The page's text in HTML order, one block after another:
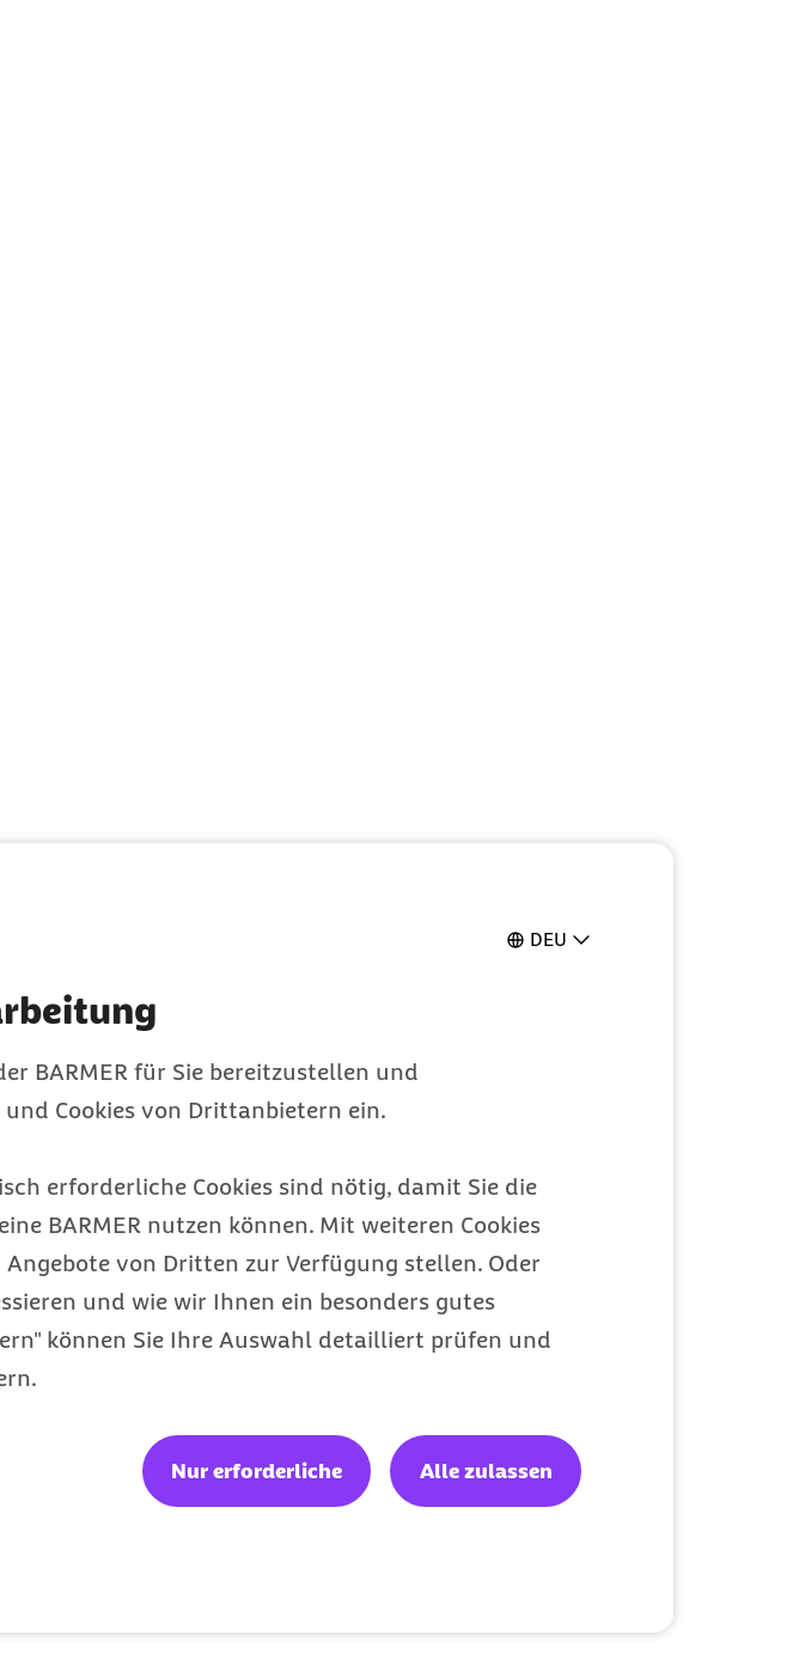
DEU
BARMER für Sie bereitzustellen und
und Cookies von Drittanbietern ein.
erforderliche Cookies sind nötig, damit Sie die
BARMER nutzen können. Mit weiteren Cookies
von Dritten zur Verfügung stellen. Oder
und wie wir Ihnen ein besonders gutes
können Sie Ihre Auswahl detailliert prüfen und
Nur erforderliche Alle zulassen